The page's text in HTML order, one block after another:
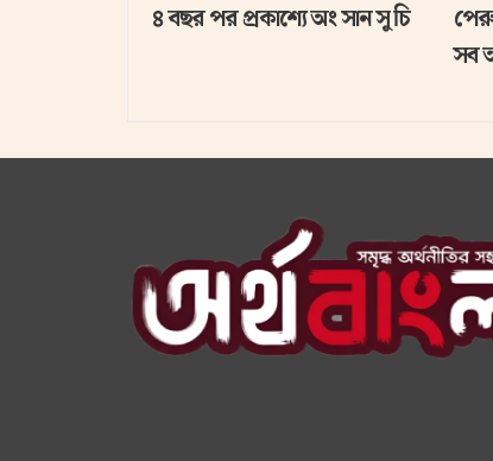
৪ বছর পর প্রকাশ্যে অং সান সু চি
সব